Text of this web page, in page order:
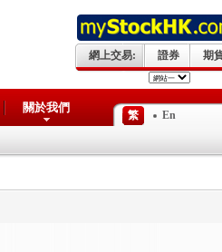
網上交易: 證券 期
關於我們
繁 En